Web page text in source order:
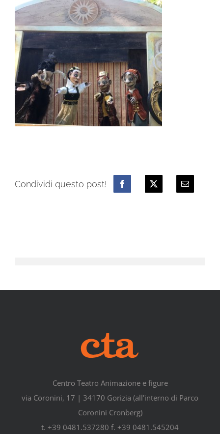
Condividi questo post!
Centro Teatro Animazione e figure
via Coronini, 17 | 34170 Gorizia (all'interno di Parco
Coronini Cronberg)
t. +39 0481.537280 f. +39 0481.545204